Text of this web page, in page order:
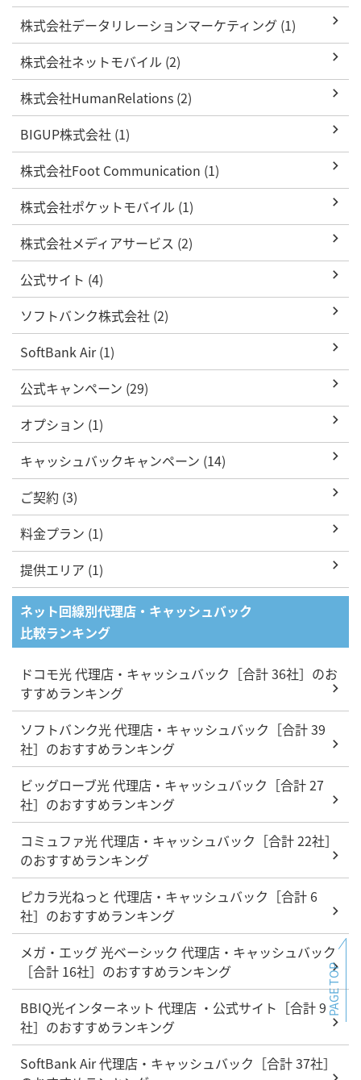
株式会社データリレーションマーケティング (1)
株式会社ネットモバイル (2)
株式会社HumanRelations (2)
BIGUP株式会社 (1)
株式会社Foot Communication (1)
株式会社ポケットモバイル (1)
株式会社メディアサービス (2)
公式サイト (4)
ソフトバンク株式会社 (2)
SoftBank Air (1)
公式キャンペーン (29)
オプション (1)
キャッシュバックキャンペーン (14)
ご契約 (3)
料金プラン (1)
提供エリア (1)
ネット回線別代理店・キャッシュバック
比較ランキング
ドコモ光 代理店・キャッシュバック［合計 36社］のお
すすめランキング
ソフトバンク光 代理店・キャッシュバック［合計 39
社］のおすすめランキング
ビッグローブ光 代理店・キャッシュバック［合計 27
社］のおすすめランキング
コミュファ光 代理店・キャッシュバック［合計 22社］
のおすすめランキング
ピカラ光ねっと 代理店・キャッシュバック［合計 6
社］のおすすめランキング
メガ・エッグ 光ベーシック 代理店・キャッシュバック
［合計 16社］のおすすめランキング
BBIQ光インターネット 代理店 ・公式サイト［合計 9
社］のおすすめランキング
SoftBank Air 代理店・キャッシュバック［合計 37社］
PAGE TOP